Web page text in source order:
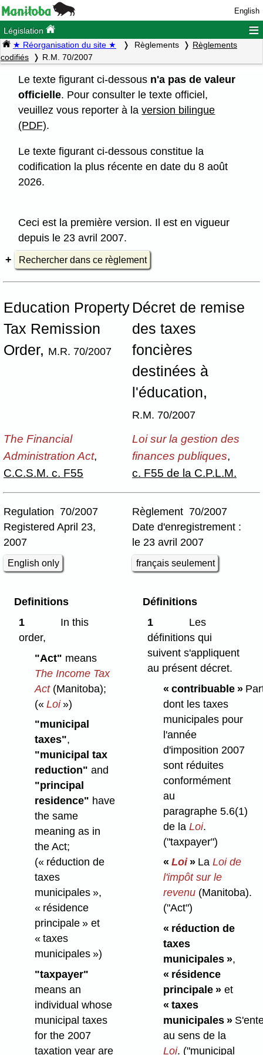
English
Législation ≡
★ Réorganisation du site ★ Règlements
Règlements
codifiés
R.M. 70/2007
Le texte figurant ci-dessous n'a pas de valeur
officielle. Pour consulter le texte officiel,
veuillez vous reporter à laversion bilingue
(PDF).
Le texte figurant ci-dessous constitue la
codification la plus récente en date du 8 août
2026.
Ceci est la première version. Il est en vigueur
depuis le 23 avril 2007.
Rechercher dans ce règlement
Education Property
Tax Remission
Order, M.R. 70/2007
Décret de remise
des taxes
foncières
destinées à
l'éducation,
R.M. 70/2007
The Financial
Administration Act,
C.C.S.M. c. F55
Loi sur la gestion des
finances publiques,
c. F55 de la C.P.L.M.
Regulation 70/2007
Registered April 23,
2007
English only
Règlement 70/2007
Date d'enregistrement :
le 23 avril 2007
français seulement
Definitions
1
In this
order,
"Act" means
The Income Tax
Act(Manitoba);
(« Loi»)
"municipal
taxes",
"municipal tax
reduction" and
"principal
residence" have
the same
meaning as in
the Act;
(« réduction de
taxes
municipales »,
« résidence
principale » et
« taxes
municipales »)
"taxpayer"
means an
individual whose
municipal taxes
for the 2007
taxation year are
Définitions
1
Les
définitions qui
suivent s'appliquent
au présent décret.
« contribuable »
dont les taxes
municipales pour
l'année
d'imposition 2007
sont réduites
conformément
au
paragraphe 5.6(1)
de la Loi.
("taxpayer")
« Loi»La Loi de
l'impôt sur le
revenu(Manitoba).
("Act")
« réduction de
taxes
municipales »,
« résidence
principale »et
« taxes
municipales »
au sens de la
Loi. ("municipal